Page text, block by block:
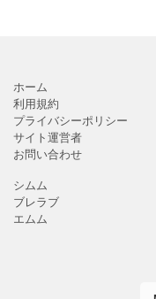
ホーム
利用規約
プライバシーポリシー
サイト運営者
お問い合わせ
シムム
ブレラブ
エムム